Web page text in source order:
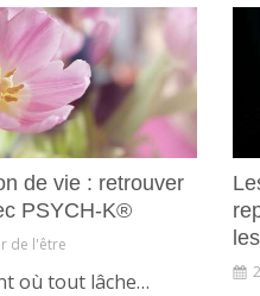
de vie : retrouver
PSYCH-K®
de l'être
où tout lâche…